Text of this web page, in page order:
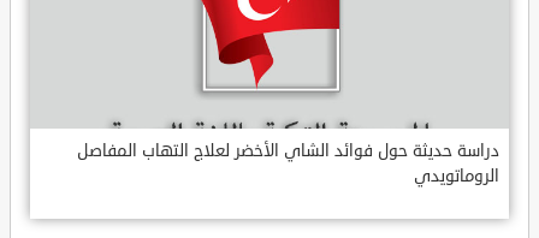
دراسة حديثة حول فوائد الشاي الأخضر لعلاج التهاب المفاصل
الروماتويدي